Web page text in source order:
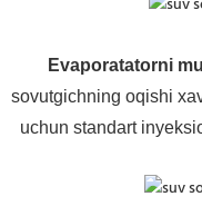
Evaporatatorni
sovutgichning oqishi
uchun standart